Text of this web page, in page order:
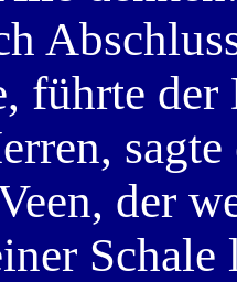
führte
der